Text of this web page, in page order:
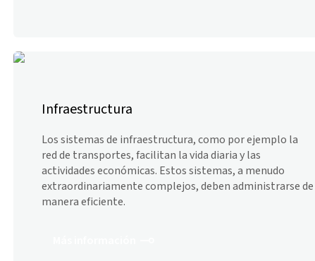
Infraestructura
Los sistemas de infraestructura, como por ejemplo la
red de transportes, facilitan la vida diaria y las
actividades económicas. Estos sistemas, a menudo
extraordinariamente complejos, deben administrarse de
manera eficiente.